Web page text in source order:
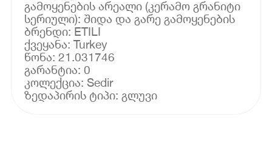
გამოყენების არეალი (კერამო გრანიტი
სერიული): შიდა და გარე გამოყენების
ბრენდი: ETILI
ქვეყანა: Turkey
წონა: 21.031746
გარანტია: 0
კოლექცია: Sedir